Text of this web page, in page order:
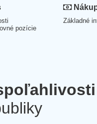
pozície
Základné